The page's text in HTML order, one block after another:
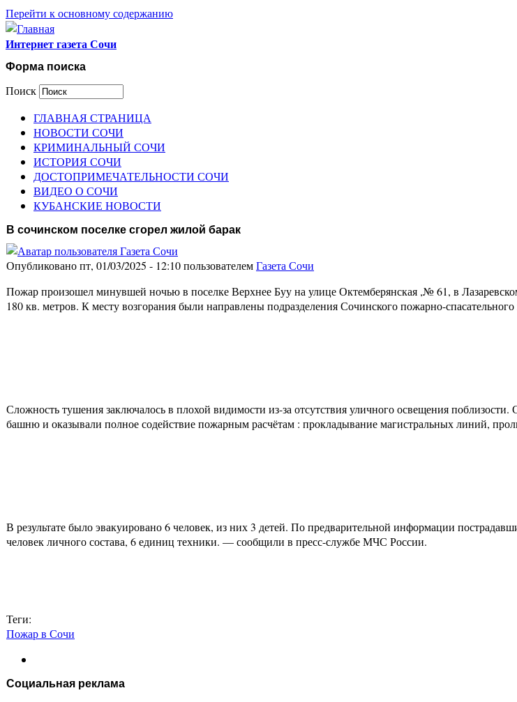
Перейти к основному содержанию
Интернет газета Сочи
Форма поиска
Поиск
ГЛАВНАЯ СТРАНИЦА
НОВОСТИ СОЧИ
КРИМИНАЛЬНЫЙ СОЧИ
ИСТОРИЯ СОЧИ
ДОСТОПРИМЕЧАТЕЛЬНОСТИ СОЧИ
ВИДЕО О СОЧИ
КУБАНСКИЕ НОВОСТИ
В сочинском поселке сгорел жилой барак
Опубликовано пт, 01/03/2025 - 12:10 пользователемГазета Сочи
Пожар произошел минувшей ночью в поселке Верхнее Буу на улице Октемберянская ,№ 61, в
180 кв. метров. К месту возгорания были направлены подразделения Сочинского пожарно-
Сложность тушения заключалось в плохой видимости из-за отсутствия уличного освещения
башню и оказывали полное содействие пожарным расчётам : прокладывание магистральных линий,
В результате было эвакуировано 6 человек, из них 3 детей. По предварительной информации
человек личного состава, 6 единиц техники. — сообщили в пресс-службе МЧС России.
Теги:
Пожар в Сочи
Социальная реклама